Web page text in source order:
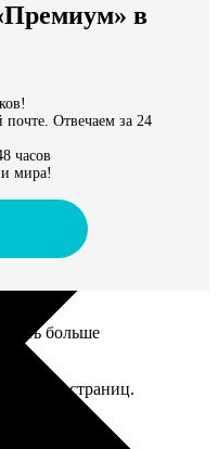
в
почте. Отвечаем за 24
часов
мира!
чуть больше
до 100 страниц.
мм.